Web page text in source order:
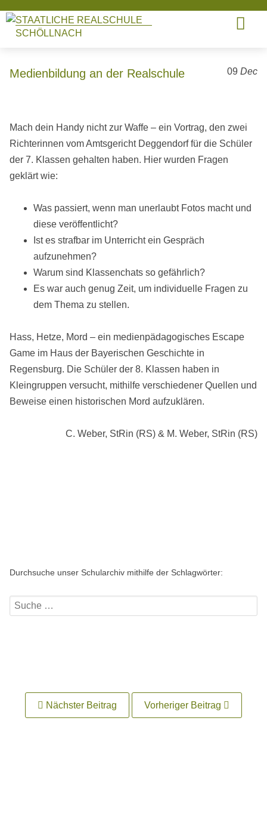
STAATLICHE REALSCHULE
SCHÖLLNACH
09 Dec
Medienbildung an der Realschule
Mach dein Handy nicht zur Waffe – ein Vortrag, den zwei
Richterinnen vom Amtsgericht Deggendorf für die Schüler
der 7. Klassen gehalten haben. Hier wurden Fragen
geklärt wie:
Was passiert, wenn man unerlaubt Fotos macht und
diese veröffentlicht?
Ist es strafbar im Unterricht ein Gespräch
aufzunehmen?
Warum sind Klassenchats so gefährlich?
Es war auch genug Zeit, um individuelle Fragen zu
dem Thema zu stellen.
Hass, Hetze, Mord – ein medienpädagogisches Escape
Game im Haus der Bayerischen Geschichte in
Regensburg. Die Schüler der 8. Klassen haben in
Kleingruppen versucht, mithilfe verschiedener Quellen und
Beweise einen historischen Mord aufzuklären.
C. Weber, StRin (RS) & M. Weber, StRin (RS)
Durchsuche unser Schularchiv mithilfe der Schlagwörter:
Nächster Beitrag Vorheriger Beitrag